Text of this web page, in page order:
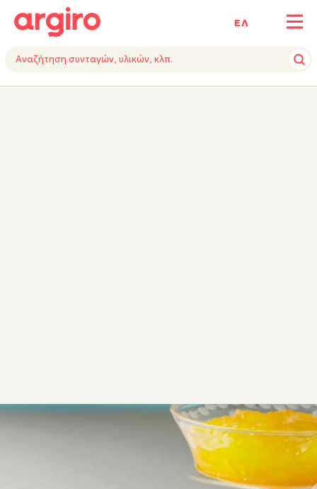
ΕΛ
ΥΛΙΚΑΕΚΤΕΛΕΣΗTIPSΕΞΟΠΛΙΣΜΟΣ
ΓΛΥΚΑ ΚΟΥΤΑΛΙΟΥ & ΜΑΡΜΕΛΑΔΕΣ
Μαρμελάδα σύκο χωρίς συντηρητικά, γεμάτη φυτικές